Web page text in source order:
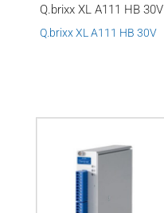
Q.brixx XL A111 HB 30V
Q.brixx XL A111 HB 30V